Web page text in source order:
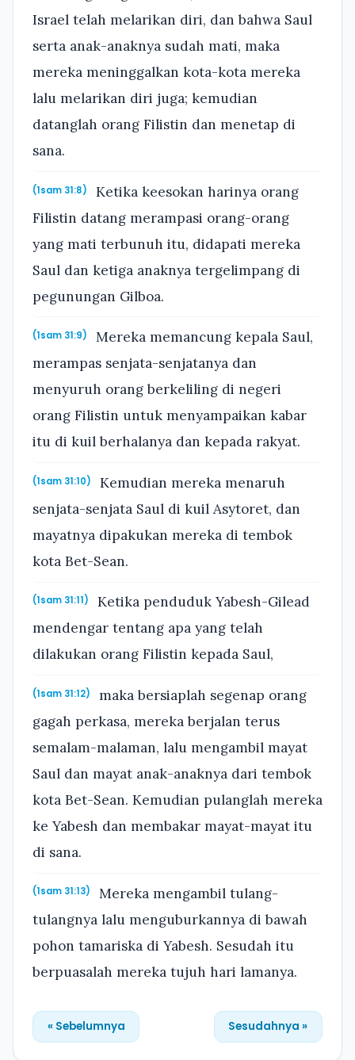
Israel telah melarikan diri, dan bahwa Saul
serta anak-anaknya sudah mati, maka
mereka meninggalkan kota-kota mereka
lalu melarikan diri juga; kemudian
datanglah orang Filistin dan menetap di
sana.
(1sam 31:8)
Ketika keesokan harinya orang
Filistin datang merampasi orang-orang
yang mati terbunuh itu, didapati mereka
Saul dan ketiga anaknya tergelimpang di
pegunungan Gilboa.
(1sam 31:9)
Mereka memancung kepala Saul,
merampas senjata-senjatanya dan
menyuruh orang berkeliling di negeri
orang Filistin untuk menyampaikan kabar
itu di kuil berhalanya dan kepada rakyat.
(1sam 31:10)
Kemudian mereka menaruh
senjata-senjata Saul di kuil Asytoret, dan
mayatnya dipakukan mereka di tembok
kota Bet-Sean.
(1sam 31:11)
Ketika penduduk Yabesh-Gilead
mendengar tentang apa yang telah
dilakukan orang Filistin kepada Saul,
(1sam 31:12)
maka bersiaplah segenap orang
gagah perkasa, mereka berjalan terus
semalam-malaman, lalu mengambil mayat
Saul dan mayat anak-anaknya dari tembok
kota Bet-Sean. Kemudian pulanglah mereka
ke Yabesh dan membakar mayat-mayat itu
di sana.
(1sam 31:13)
Mereka mengambil tulang-
tulangnya lalu menguburkannya di bawah
pohon tamariska di Yabesh. Sesudah itu
berpuasalah mereka tujuh hari lamanya.
« Sebelumnya Sesudahnya »